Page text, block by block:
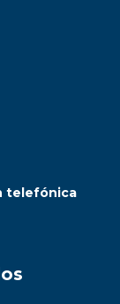
telefónica